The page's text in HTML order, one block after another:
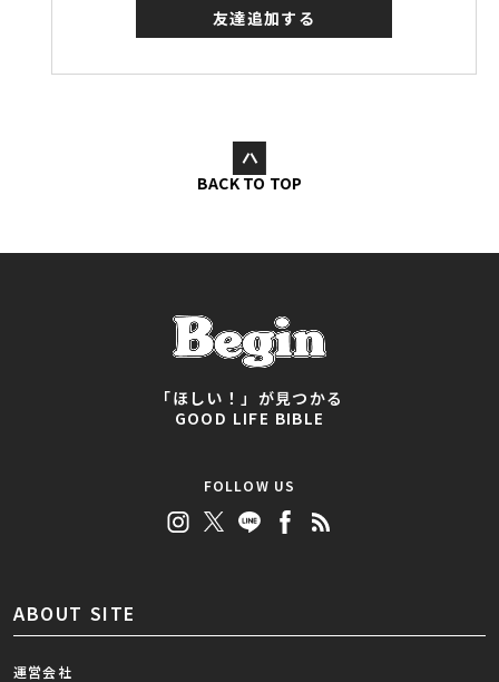
友達追加する
BACK TO TOP
「ほしい！」が見つかる
GOOD LIFE BIBLE
FOLLOW US
ABOUT SITE
運営会社